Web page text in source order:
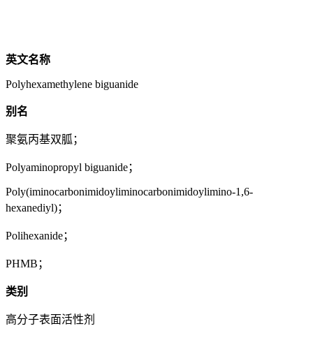
英文名称
Polyhexamethylene biguanide
别名
聚氨丙基双胍；
Polyaminopropyl biguanide；
Poly(iminocarbonimidoyliminocarbonimidoylimino-1,6-
hexanediyl)；
Polihexanide；
PHMB；
类别
高分子表面活性剂